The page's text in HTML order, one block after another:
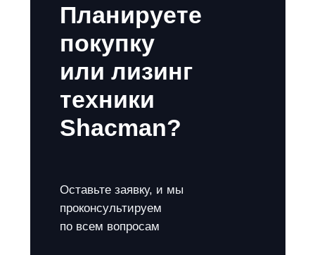
Планируете
покупку
или лизинг
техники
Shacman?
Оставьте заявку, и мы
проконсультируем
по всем вопросам